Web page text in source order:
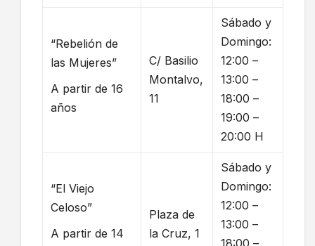
“Rebelión de
las Mujeres”
A partir de 16
años
C/ Basilio
Montalvo,
11
Sábado y
Domingo:
12:00 –
13:00 –
18:00 –
19:00 –
20:00 H
“El Viejo
Celoso”
A partir de 14
Plaza de
la Cruz, 1
Sábado y
Domingo:
12:00 –
13:00 –